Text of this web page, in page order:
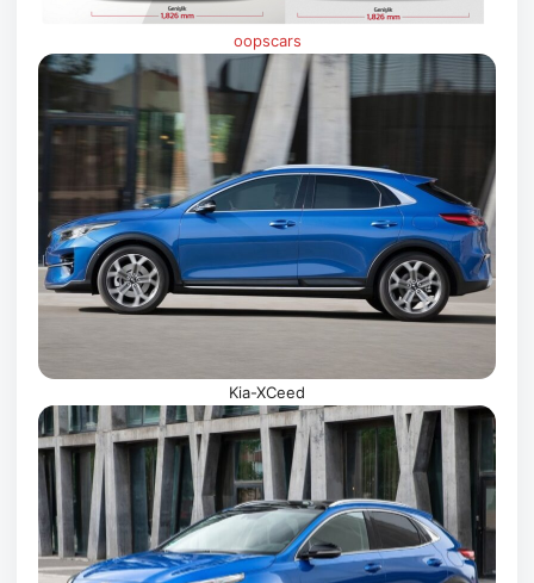
oopscars
Kia-XCeed